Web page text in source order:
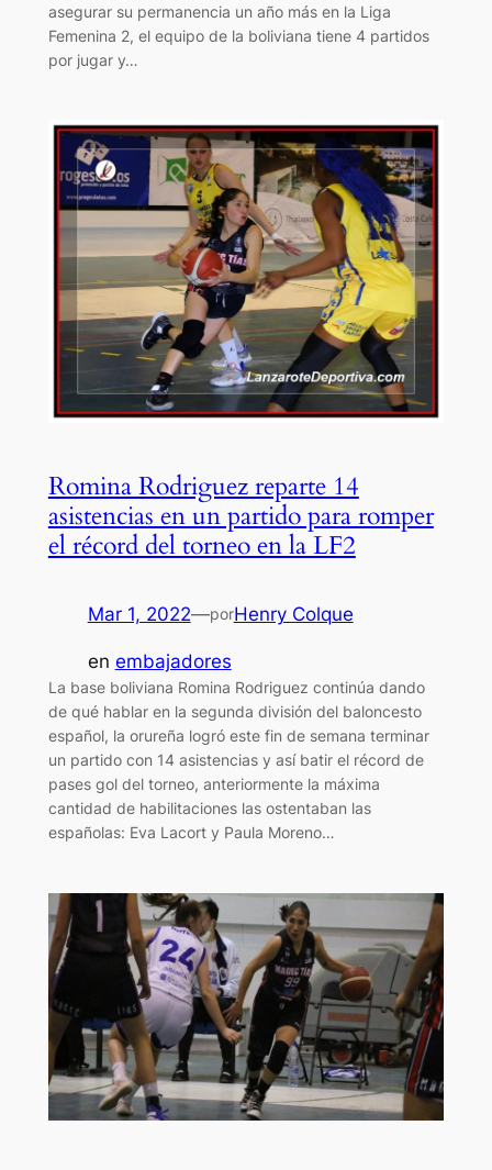
asegurar su permanencia un año más en la Liga
Femenina 2, el equipo de la boliviana tiene 4 partidos
por jugar y…
Romina Rodriguez reparte 14
asistencias en un partido para romper
el récord del torneo en la LF2
Mar 1, 2022—porHenry Colque
en embajadores
La base boliviana Romina Rodriguez continúa dando
de qué hablar en la segunda división del baloncesto
español, la orureña logró este fin de semana terminar
un partido con 14 asistencias y así batir el récord de
pases gol del torneo, anteriormente la máxima
cantidad de habilitaciones las ostentaban las
españolas: Eva Lacort y Paula Moreno…